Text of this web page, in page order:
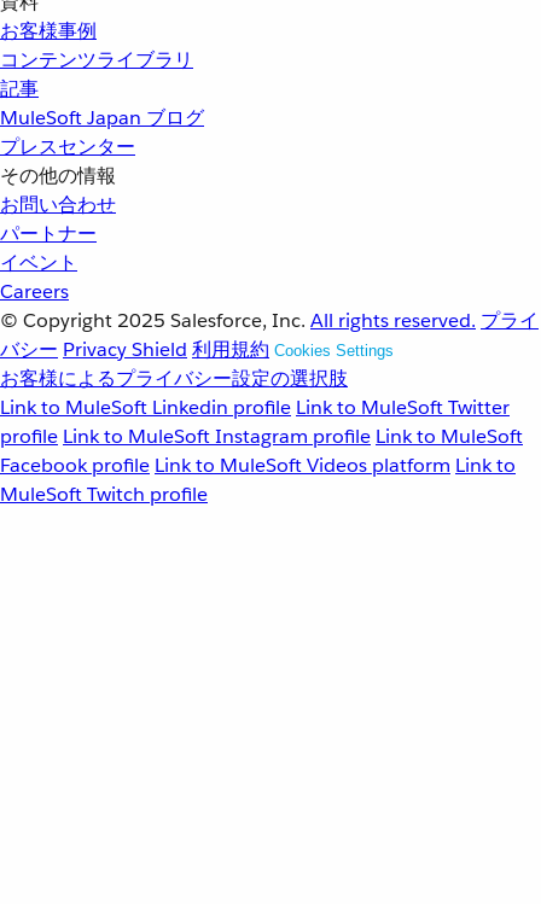
お客様事例
コンテンツライブラリ
記事
MuleSoft Japan ブログ
プレスセンター
その他の情報
お問い合わせ
パートナー
イベント
Careers
© Copyright 2025 Salesforce, Inc. All rights reserved. プライ
バシー Privacy Shield 利用規約 Cookies Settings
お客様によるプライバシー設定の選択肢
Link to MuleSoft Linkedin profile Link to MuleSoft Twitter
profile Link to MuleSoft Instagram profile Link to MuleSoft
Facebook profile Link to MuleSoft Videos platform Link to
MuleSoft Twitch profile